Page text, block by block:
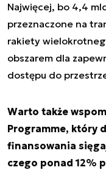
Najwięcej, bo 4,4
przeznaczone na
rakiety
obszarem dla
dostępu do
Warto także
Programme, który
finansowania
czego ponad 12%